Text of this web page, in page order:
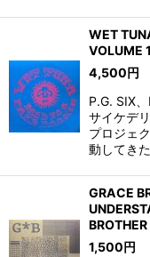
WET
VOLUME
4,500 円
P.G. SIX
サイケデ
プロジェ
動してき
GRACE
BROTHER
1,500 円